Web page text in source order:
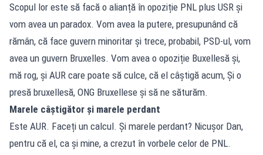
Scopul lor este să facă o alianță în opoziție PNL plus USR și
vom avea un paradox. Vom avea la putere, presupunând că
rămân, că face guvern minoritar și trece, probabil, PSD-ul, vom
avea un guvern Bruxelles. Vom avea o opoziție Buxellesă și,
mă rog, și AUR care poate să culce, că el câștigă acum, Și o
presă bruxellesă, ONG Bruxellese și să ne săturăm.
Marele câștigător și marele perdant
Este AUR. Faceți un calcul. Și marele perdant? Nicușor Dan,
pentru că el, ca și mine, a crezut în vorbele celor de PNL.